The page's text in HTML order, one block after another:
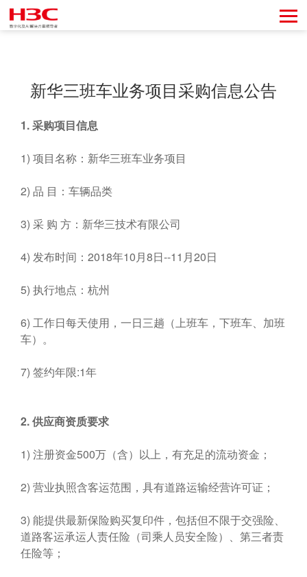
新华三班车业务项目采购信息公告
1.采购项目信息
1) 项目名称：新华三班车业务项目
2) 品 目：车辆品类
3) 采 购 方：新华三技术有限公司
4) 发布时间：2018年10月8日--11月20日
5) 执行地点：杭州
6) 工作日每天使用，一日三趟（上班车，下班车、加班
车）。
7) 签约年限:1年
2.供应商资质要求
1) 注册资金500万（含）以上，有充足的流动资金；
2) 营业执照含客运范围，具有道路运输经营许可证；
3) 能提供最新保险购买复印件，包括但不限于交强险、
道路客运承运人责任险（司乘人员安全险）、第三者责
任险等；